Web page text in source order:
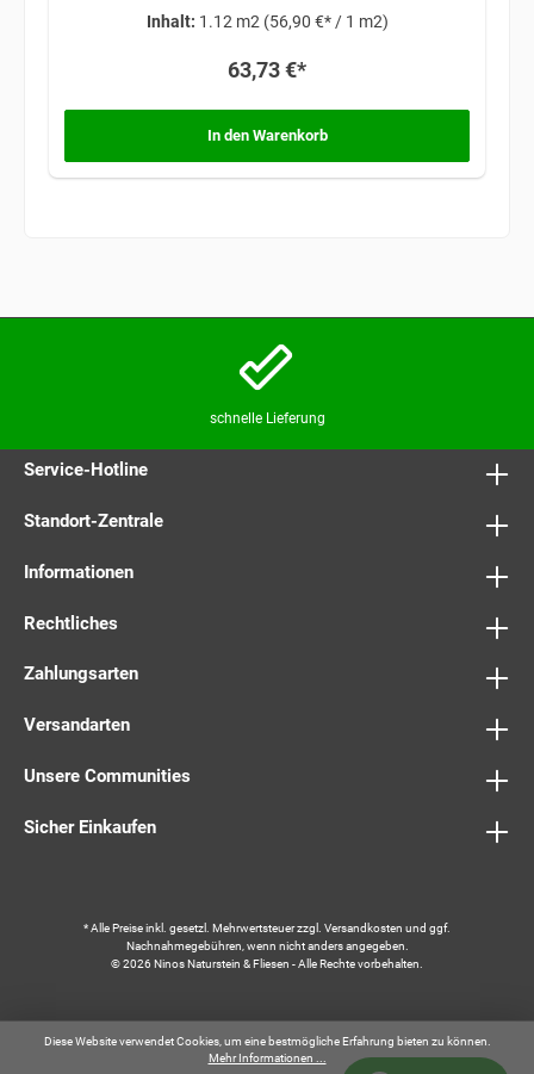
Inhalt: 1.12 m2 (56,90 €* / 1 m2)
63,73 €*
In den Warenkorb
schnelle Lieferung
Service-Hotline
Standort-Zentrale
Informationen
Rechtliches
Zahlungsarten
Versandarten
Unsere Communities
Sicher Einkaufen
* Alle Preise inkl. gesetzl. Mehrwertsteuer zzgl. Versandkosten und ggf.
Nachnahmegebühren, wenn nicht anders angegeben.
© 2026 Ninos Naturstein & Fliesen - Alle Rechte vorbehalten.
Diese Website verwendet Cookies, um eine bestmögliche Erfahrung bieten zu können.
Mehr Informationen ...